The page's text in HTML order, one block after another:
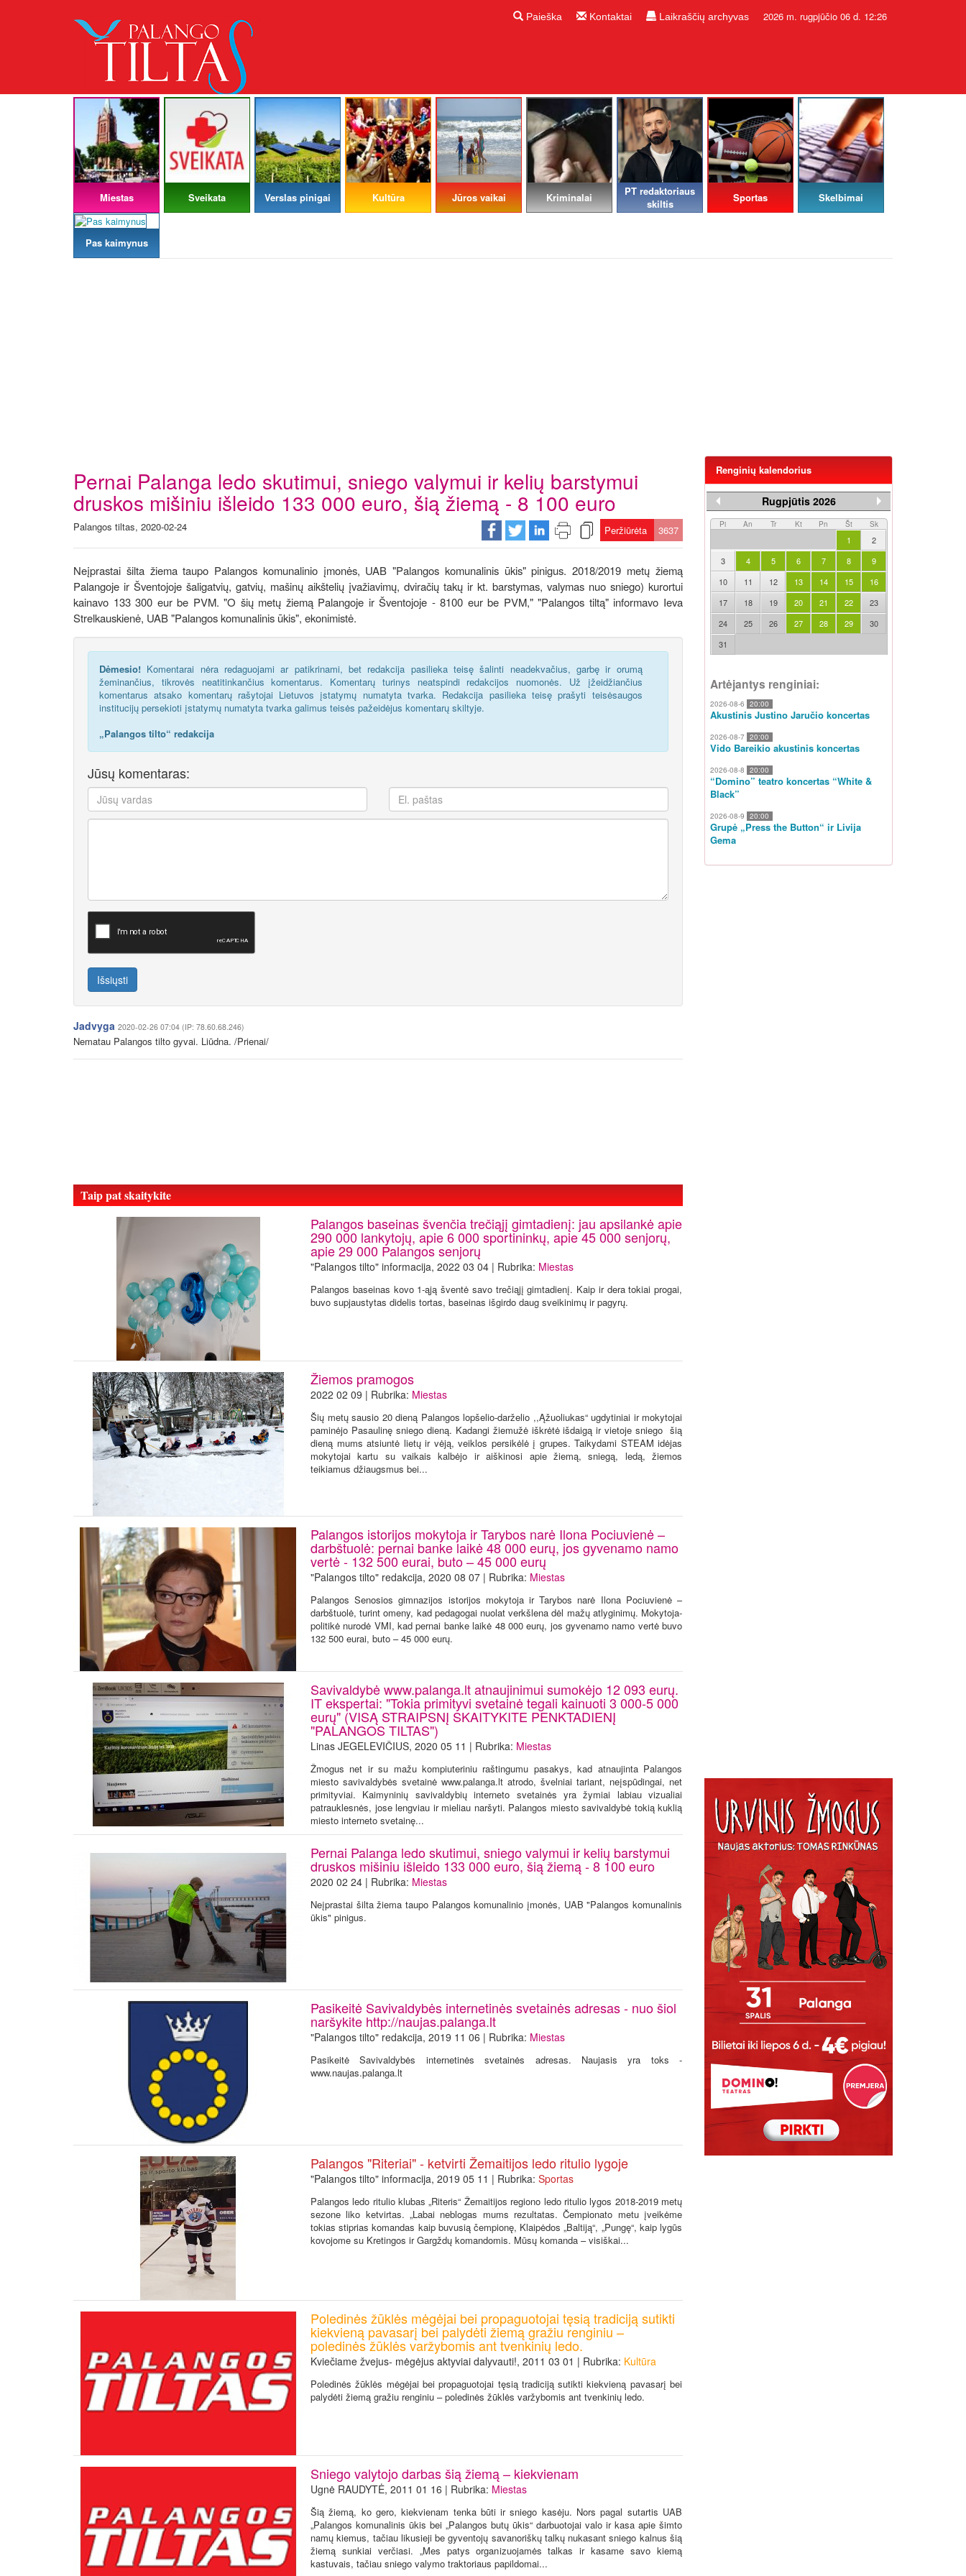
Paieška Kontaktai Laikraščių archyvas 2026 m. rugpjūčio 06 d. 12:26
Miestas Sveikata Verslas pinigai Kultūra Jūros vaikai Kriminalai
PT redaktoriaus
skiltis
Sportas Skelbimai
Pas kaimynus
Pernai Palanga ledo skutimui, sniego valymui ir kelių barstymui
druskos mišiniu išleido 133 000 euro, šią žiemą - 8 100 euro
Palangos tiltas, 2020-02-24 Peržiūrėta 3637
Neįprastai šilta žiema taupo Palangos komunalinio įmonės, UAB "Palangos komunalinis ūkis" pinigus. 2018/2019 metų žiemą
Palangoje ir Šventojoje šaligatvių, gatvių, mašinų aikštelių įvažiavimų, dviračių takų ir kt. barstymas, valymas nuo sniego) kurortui
kainavo 133 300 eur be PVM. "O šių metų žiemą Palangoje ir Šventojoje - 8100 eur be PVM," "Palangos tiltą" informavo Ieva
Strelkauskienė, UAB "Palangos komunalinis ūkis", ekonimistė.
Dėmesio! Komentarai nėra redaguojami ar patikrinami, bet redakcija pasilieka teisę šalinti neadekvačius, garbę ir orumą
žeminančius, tikrovės neatitinkančius komentarus. Komentarų turinys neatspindi redakcijos nuomonės. Už įžeidžiančius
komentarus atsako komentarų rašytojai Lietuvos įstatymų numatyta tvarka. Redakcija pasilieka teisę prašyti teisėsaugos
institucijų persekioti įstatymų numatyta tvarka galimus teisės pažeidėjus komentarų skiltyje.
„Palangos tilto“ redakcija
Jūsų komentaras:
Išsiųsti
Jadvyga 2020-02-26 07:04 (IP: 78.60.68.246)
Nematau Palangos tilto gyvai. Liūdna. /Prienai/
Taip pat skaitykite
Palangos baseinas švenčia trečiąjį gimtadienį: jau apsilankė apie
290 000 lankytojų, apie 6 000 sportininkų, apie 45 000 senjorų,
apie 29 000 Palangos senjorų
"Palangos tilto" informacija, 2022 03 04 | Rubrika: Miestas
Palangos baseinas kovo 1-ąją šventė savo trečiąjį gimtadienį. Kaip ir dera tokiai progai,
buvo supjaustytas didelis tortas, baseinas išgirdo daug sveikinimų ir pagyrų.
Žiemos pramogos
2022 02 09 | Rubrika: Miestas
Šių metų sausio 20 dieną Palangos lopšelio-darželio ,,Ąžuoliukas“ ugdytiniai ir mokytojai
paminėjo Pasaulinę sniego dieną. Kadangi žiemužė iškrėtė išdaigą ir vietoje sniego šią
dieną mums atsiuntė lietų ir vėją, veiklos persikėlė į grupes. Taikydami STEAM idėjas
mokytojai kartu su vaikais kalbėjo ir aiškinosi apie žiemą, sniegą, ledą, žiemos
teikiamus džiaugsmus bei...
Palangos istorijos mokytoja ir Tarybos narė Ilona Pociuvienė –
darbštuolė: pernai banke laikė 48 000 eurų, jos gyvenamo namo
vertė - 132 500 eurai, buto – 45 000 eurų
"Palangos tilto" redakcija, 2020 08 07 | Rubrika: Miestas
Palangos Senosios gimnazijos istorijos mokytoja ir Tarybos narė Ilona Pociuvienė –
darbštuolė, turint omeny, kad pedagogai nuolat verkšlena dėl mažų atlyginimų. Mokytoja-
politikė nurodė VMI, kad pernai banke laikė 48 000 eurų, jos gyvenamo namo vertė buvo
132 500 eurai, buto – 45 000 eurų.
Savivaldybė www.palanga.lt atnaujinimui sumokėjo 12 093 eurų.
IT ekspertai: "Tokia primityvi svetainė tegali kainuoti 3 000-5 000
eurų" (VISĄ STRAIPSNĮ SKAITYKITE PENKTADIENĮ
"PALANGOS TILTAS")
Linas JEGELEVIČIUS, 2020 05 11 | Rubrika: Miestas
Žmogus net ir su mažu kompiuteriniu raštingumu pasakys, kad atnaujinta Palangos
miesto savivaldybės svetainė www.palanga.lt atrodo, švelniai tariant, neįspūdingai, net
primityviai. Kaimyninių savivaldybių interneto svetainės yra žymiai labiau vizualiai
patrauklesnės, jose lengviau ir mieliau naršyti. Palangos miesto savivaldybė tokią kuklią
miesto interneto svetainę...
Pernai Palanga ledo skutimui, sniego valymui ir kelių barstymui
druskos mišiniu išleido 133 000 euro, šią žiemą - 8 100 euro
2020 02 24 | Rubrika: Miestas
Neįprastai šilta žiema taupo Palangos komunalinio įmonės, UAB "Palangos komunalinis
ūkis" pinigus.
Pasikeitė Savivaldybės internetinės svetainės adresas - nuo šiol
naršykite http://naujas.palanga.lt
"Palangos tilto" redakcija, 2019 11 06 | Rubrika: Miestas
Pasikeitė Savivaldybės internetinės svetainės adresas. Naujasis yra toks -
www.naujas.palanga.lt
Palangos "Riteriai" - ketvirti Žemaitijos ledo ritulio lygoje
"Palangos tilto" informacija, 2019 05 11 | Rubrika: Sportas
Palangos ledo ritulio klubas „Riteris“ Žemaitijos regiono ledo ritulio lygos 2018-2019 metų
sezone liko ketvirtas. „Labai neblogas mums rezultatas. Čempionato metu įveikėme
tokias stiprias komandas kaip buvusią čempionę, Klaipėdos „Baltiją“, „Pungę“, kaip lygūs
kovojome su Kretingos ir Gargždų komandomis. Mūsų komanda – visiškai...
Poledinės žūklės mėgėjai bei propaguotojai tęsią tradiciją sutikti
kiekvieną pavasarį bei palydėti žiemą gražiu renginiu –
poledinės žūklės varžybomis ant tvenkinių ledo.
Kviečiame žvejus- mėgėjus aktyviai dalyvauti!, 2011 03 01 | Rubrika: Kultūra
Poledinės žūklės mėgėjai bei propaguotojai tęsią tradiciją sutikti kiekvieną pavasarį bei
palydėti žiemą gražiu renginiu – poledinės žūklės varžybomis ant tvenkinių ledo.
Sniego valytojo darbas šią žiemą – kiekvienam
Ugnė RAUDYTĖ, 2011 01 16 | Rubrika: Miestas
Šią žiemą, ko gero, kiekvienam tenka būti ir sniego kasėju. Nors pagal sutartis UAB
„Palangos komunalinis ūkis bei „Palangos butų ūkis“ darbuotojai valo ir kasa apie šimto
namų kiemus, tačiau likusieji be gyventojų savanoriškų talkų nukasant sniego kalnus šią
žiemą sunkiai verčiasi. „Mes patys organizuojamės talkas ir kasame savo kiemą
kastuvais, tačiau sniego valymo traktoriaus papildomai...
Renginių kalendorius
Rugpjūtis 2026
Pi An Tr Kt Pn Št Sk
1
2
3
4 5 6 7 8
9
10
11 12 13 14 15
16
17
18 19 20 21 22
23
24
25 26 27 28 29
30
31
Artėjantys renginiai:
2026-08-6 20:00
Akustinis Justino Jaručio koncertas
2026-08-7 20:00
Vido Bareikio akustinis koncertas
2026-08-8 20:00
“Domino” teatro koncertas “White &
Black”
2026-08-9 20:00
Grupė „Press the Button“ ir Livija
Gema